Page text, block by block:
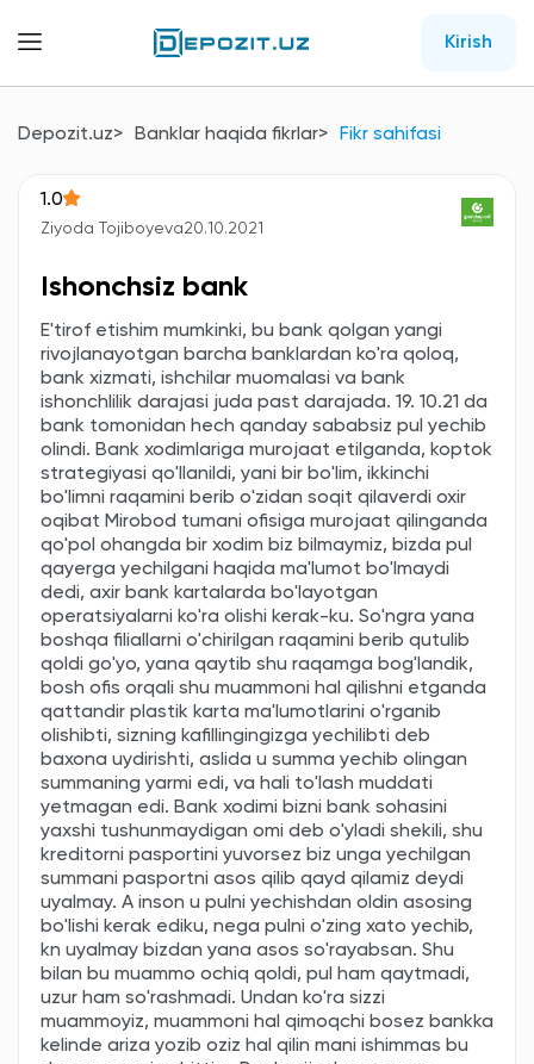
Kirish
Depozit.uz Banklar haqida fikrlar Fikr sahifasi
1.0
Ziyoda Tojiboyeva20.10.2021
Ishonchsiz bank
E'tirof etishim mumkinki, bu bank qolgan yangi
rivojlanayotgan barcha banklardan ko'ra qoloq,
bank xizmati, ishchilar muomalasi va bank
ishonchlilik darajasi juda past darajada. 19. 10.21 da
bank tomonidan hech qanday sababsiz pul yechib
olindi. Bank xodimlariga murojaat etilganda, koptok
strategiyasi qo'llanildi, yani bir bo'lim, ikkinchi
bo'limni raqamini berib o'zidan soqit qilaverdi oxir
oqibat Mirobod tumani ofisiga murojaat qilinganda
qo'pol ohangda bir xodim biz bilmaymiz, bizda pul
qayerga yechilgani haqida ma'lumot bo'lmaydi
dedi, axir bank kartalarda bo'layotgan
operatsiyalarni ko'ra olishi kerak-ku. So'ngra yana
boshqa filiallarni o'chirilgan raqamini berib qutulib
qoldi go'yo, yana qaytib shu raqamga bog'landik,
bosh ofis orqali shu muammoni hal qilishni etganda
qattandir plastik karta ma'lumotlarini o'rganib
olishibti, sizning kafillingingizga yechilibti deb
baxona uydirishti, aslida u summa yechib olingan
summaning yarmi edi, va hali to'lash muddati
yetmagan edi. Bank xodimi bizni bank sohasini
yaxshi tushunmaydigan omi deb o'yladi shekili, shu
kreditorni pasportini yuvorsez biz unga yechilgan
summani pasportni asos qilib qayd qilamiz deydi
uyalmay. A inson u pulni yechishdan oldin asosing
bo'lishi kerak ediku, nega pulni o'zing xato yechib,
kn uyalmay bizdan yana asos so'rayabsan. Shu
bilan bu muammo ochiq qoldi, pul ham qaytmadi,
uzur ham so'rashmadi. Undan ko'ra sizzi
muammoyiz, muammoni hal qimoqchi bosez bankka
kelinde ariza yozib oziz hal qilin mani ishimmas bu